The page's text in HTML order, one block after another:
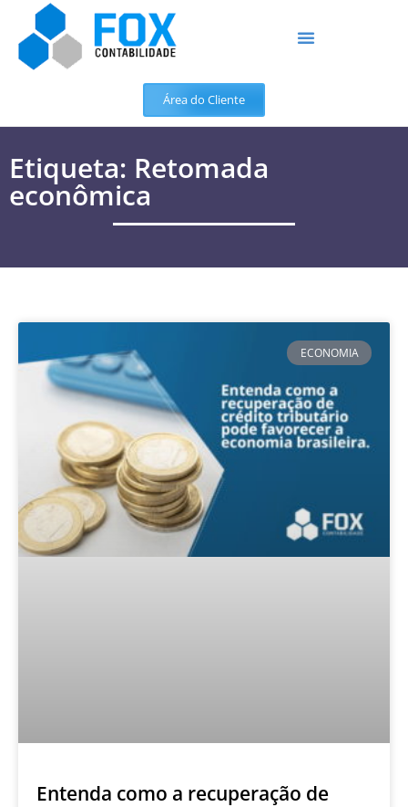
Área do Cliente
Etiqueta: Retomada
econômica
ECONOMIA
Entenda como a recuperação de